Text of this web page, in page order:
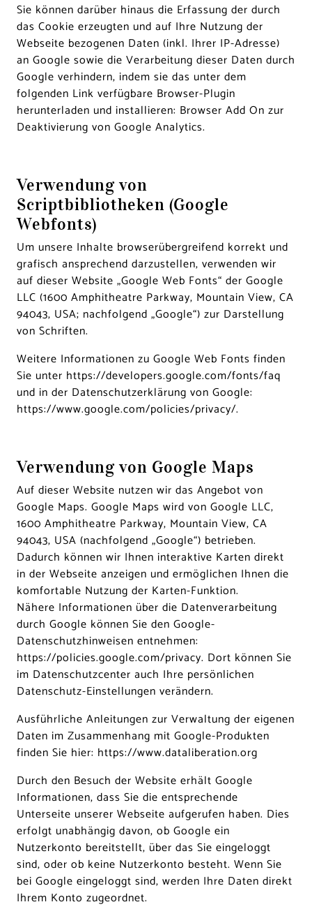
Sie können darüber hinaus die Erfassung der durch
das Cookie erzeugten und auf Ihre Nutzung der
Webseite bezogenen Daten (inkl. Ihrer IP-Adresse)
an Google sowie die Verarbeitung dieser Daten durch
Google verhindern, indem sie das unter dem
folgenden Link verfügbare Browser-Plugin
herunterladen und installieren: Browser Add On zur
Deaktivierung von Google Analytics.
Verwendung von
Scriptbibliotheken (Google
Webfonts)
Um unsere Inhalte browserübergreifend korrekt und
grafisch ansprechend darzustellen, verwenden wir
auf dieser Website „Google Web Fonts“ der Google
LLC (1600 Amphitheatre Parkway, Mountain View, CA
94043, USA; nachfolgend „Google“) zur Darstellung
von Schriften.
Weitere Informationen zu Google Web Fonts finden
Sie unter https://developers.google.com/fonts/faq
und in der Datenschutzerklärung von Google:
https://www.google.com/policies/privacy/.
Verwendung von Google Maps
Auf dieser Website nutzen wir das Angebot von
Google Maps. Google Maps wird von Google LLC,
1600 Amphitheatre Parkway, Mountain View, CA
94043, USA (nachfolgend „Google“) betrieben.
Dadurch können wir Ihnen interaktive Karten direkt
in der Webseite anzeigen und ermöglichen Ihnen die
komfortable Nutzung der Karten-Funktion.
Nähere Informationen über die Datenverarbeitung
durch Google können Sie den Google-
Datenschutzhinweisen entnehmen:
https://policies.google.com/privacy. Dort können Sie
im Datenschutzcenter auch Ihre persönlichen
Datenschutz-Einstellungen verändern.
Ausführliche Anleitungen zur Verwaltung der eigenen
Daten im Zusammenhang mit Google-Produkten
finden Sie hier: https://www.dataliberation.org
Durch den Besuch der Website erhält Google
Informationen, dass Sie die entsprechende
Unterseite unserer Webseite aufgerufen haben. Dies
erfolgt unabhängig davon, ob Google ein
Nutzerkonto bereitstellt, über das Sie eingeloggt
sind, oder ob keine Nutzerkonto besteht. Wenn Sie
bei Google eingeloggt sind, werden Ihre Daten direkt
Ihrem Konto zugeordnet.